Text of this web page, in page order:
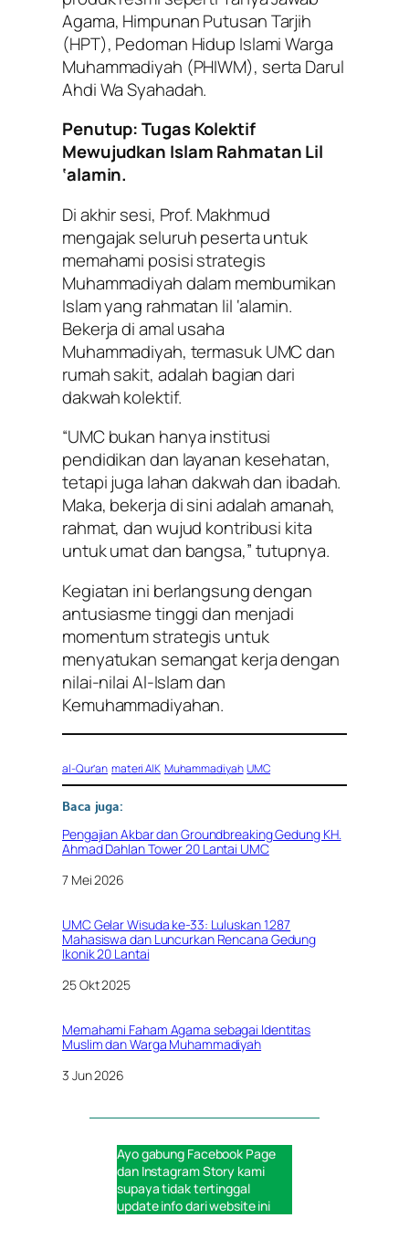
Agama, Himpunan Putusan Tarjih
(HPT), Pedoman Hidup Islami Warga
Muhammadiyah (PHIWM), serta Darul
Ahdi Wa Syahadah.
Penutup: Tugas Kolektif
Mewujudkan Islam RahmatanLil
‘alamin.
Di akhir sesi, Prof. Makhmud
mengajak seluruh peserta untuk
memahami posisi strategis
Muhammadiyah dalam membumikan
Islam yang rahmatan lil ‘alamin.
Bekerja di amal usaha
Muhammadiyah, termasuk UMC dan
rumah sakit, adalah bagian dari
dakwah kolektif.
“UMC bukan hanya institusi
pendidikan dan layanan kesehatan,
tetapi juga lahan dakwah dan ibadah.
Maka, bekerja di sini adalah amanah,
rahmat, dan wujud kontribusi kita
untuk umat dan bangsa,” tutupnya.
Kegiatan ini berlangsung dengan
antusiasme tinggi dan menjadi
momentum strategis untuk
menyatukan semangat kerja dengan
nilai-nilai Al-Islam dan
Kemuhammadiyahan.
al-Qur’an materi AIK Muhammadiyah UMC
Baca juga:
Pengajian Akbar dan Groundbreaking Gedung KH.
Ahmad Dahlan Tower 20 Lantai UMC
Tanggal
7 Mei 2026
UMC Gelar Wisuda ke-33: Luluskan 1.287
Mahasiswa dan Luncurkan Rencana Gedung
Ikonik 20 Lantai
Tanggal
25 Okt 2025
Memahami Faham Agama sebagai Identitas
Muslim dan Warga Muhammadiyah
Tanggal
3 Jun 2026
Ayo gabung Facebook Page
dan Instagram Story kami
supaya tidak tertinggal
update info dari website ini